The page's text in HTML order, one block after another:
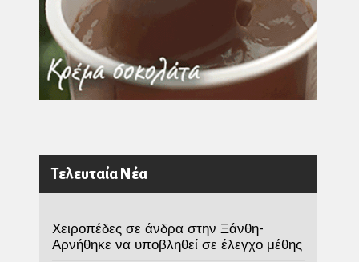
Τελευταία Νέα
Χειροπέδες σε άνδρα στην Ξάνθη-
Αρνήθηκε να υποβληθεί σε έλεγχο μέθης